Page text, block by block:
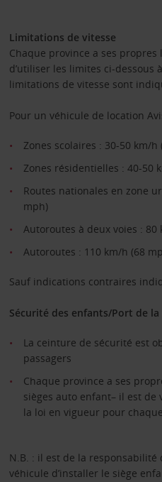
Limitations de vitesse
Chaque province a ses
d’utiliser les limites ci-dessous
limitations de vitesse sont
Pour un véhicule de location
Zones scolaires : 30-50 km/h
Zones résidentielles : 40-50
Routes nationales en zone
mph)
Autoroutes à deux voies : 80
Autoroutes : 110 km/h (68
Sauf indications contraires
Sécurité des enfants/Port de
La ceinture de sécurité est
passagers
Chaque province a ses
sièges auto enfant– il est
la loi en vigueur pour
N.B. : il est de la
véhicule d’installer le siège